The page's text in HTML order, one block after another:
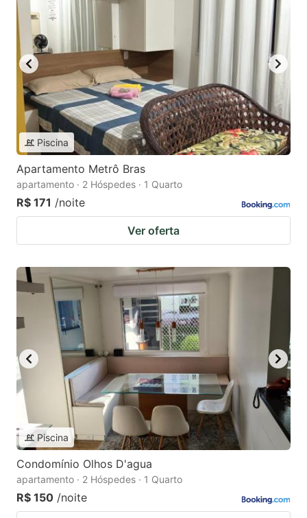
Piscina
Apartamento Metrô Bras
apartamento · 2 Hóspedes · 1 Quarto
R$ 171 /noite
Ver oferta
Piscina
Condomínio Olhos D'agua
apartamento · 2 Hóspedes · 1 Quarto
R$ 150 /noite